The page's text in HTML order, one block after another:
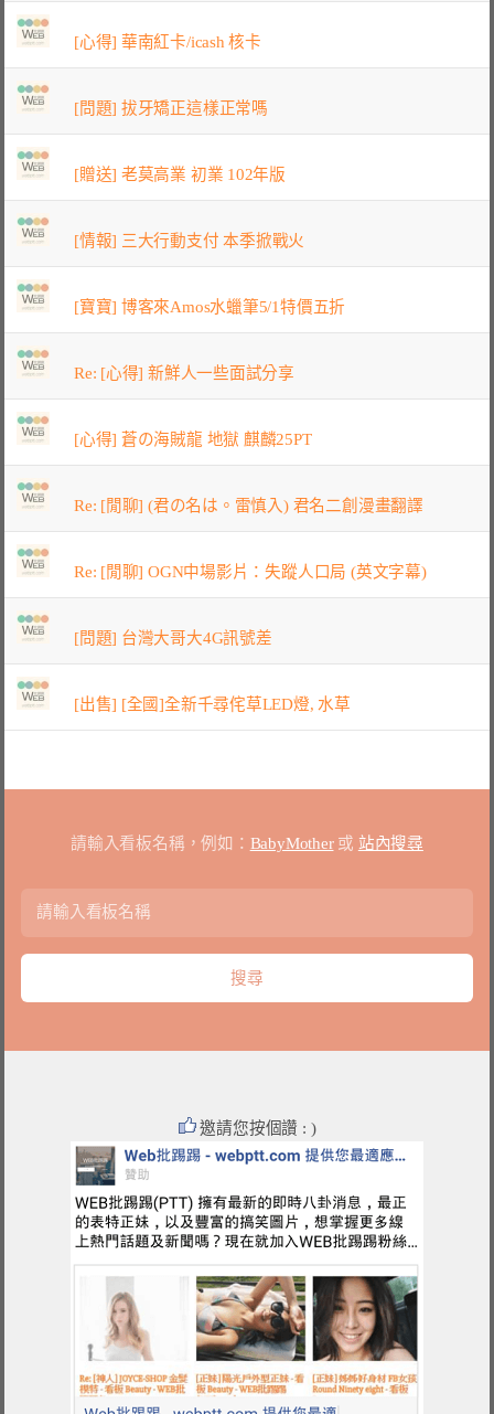
[心得] 華南紅卡/icash 核卡
[問題] 拔牙矯正這樣正常嗎
[贈送] 老莫高業 初業 102年版
[情報] 三大行動支付 本季掀戰火
[寶寶] 博客來Amos水蠟筆5/1特價五折
Re: [心得] 新鮮人一些面試分享
[心得] 蒼の海賊龍 地獄 麒麟25PT
Re: [閒聊] (君の名は。雷慎入) 君名二創漫畫翻譯
Re: [閒聊] OGN中場影片：失蹤人口局 (英文字幕)
[問題] 台灣大哥大4G訊號差
[出售] [全國]全新千尋侘草LED燈, 水草
請輸入看板名稱，例如： BabyMother或 站內搜尋
邀請您按個讚 : )